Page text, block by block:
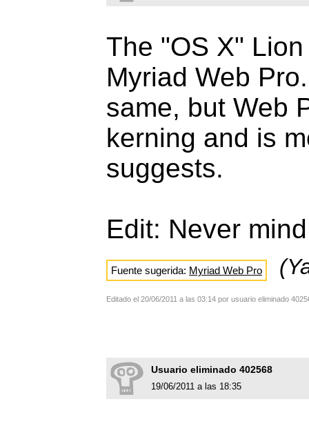
The "OS X"
Myriad Web
same, but Web
kerning and is
suggests.
Edit: Never
Fuente sugerida: Myriad Web Pro
Editado el 20/06/2011 a las 03:14 por usuario eliminado
Usuario eliminado 402568
19/06/2011 a las 18:35